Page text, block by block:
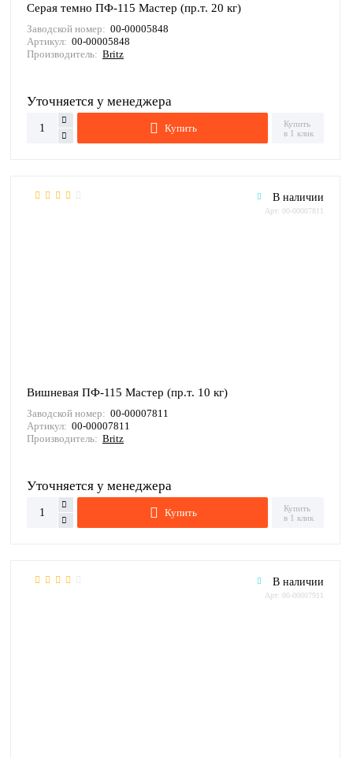
Серая темно ПФ-115 Мастер (пр.т. 20 кг)
Заводской номер: 00-00005848
Артикул: 00-00005848
Производитель: Britz
Уточняется у менеджера
Купить
Купить
в 1 клик
В наличии
Арт: 00-00007811
Вишневая ПФ-115 Мастер (пр.т. 10 кг)
Заводской номер: 00-00007811
Артикул: 00-00007811
Производитель: Britz
Уточняется у менеджера
Купить
Купить
в 1 клик
В наличии
Арт: 00-00007911